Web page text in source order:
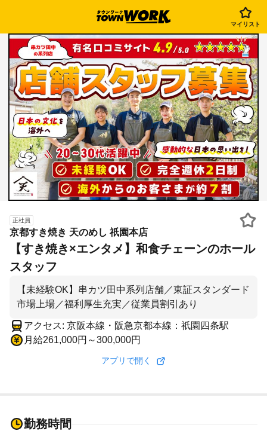
マイリスト
正社員
京都すき焼き 天のめし 祇園本店
【すき焼き×エンタメ】和食チェーンのホール
スタッフ
【未経験OK】串カツ田中系列店舗／東証スタンダード
市場上場／福利厚生充実／従業員割引あり
アクセス: 京阪本線・阪急京都本線：祇園四条駅
月給261,000円～300,000円
アプリで開く
勤務時間